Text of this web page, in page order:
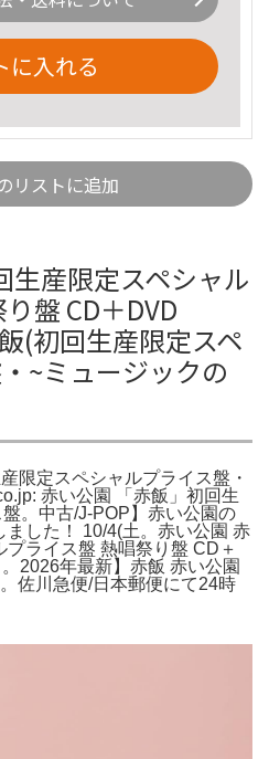
に入れる
リストに追加
生産限定スペシャル
盤 CD＋DVD
(初回生産限定スペ
~ミュージックの
限定スペシャルプライス盤・
赤い公園 「赤飯」初回生
。中古/J-POP】赤い公園の
した！ 10/4(土。赤い公園 赤
ライス盤 熱唱祭り盤 CD＋
2026年最新】赤飯 赤い公園
佐川急便/日本郵便にて24時